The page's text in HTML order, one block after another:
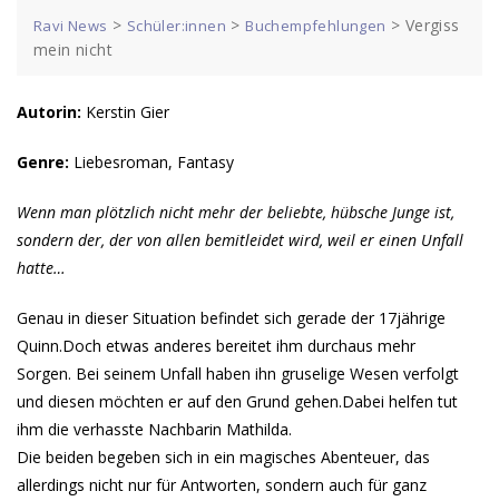
Ravi News > Schüler:innen > Buchempfehlungen > Vergiss
mein nicht
Autorin: Kerstin Gier
Genre: Liebesroman, Fantasy
Wenn man plötzlich nicht mehr der beliebte, hübsche Junge ist,
sondern der, der von allen bemitleidet wird, weil er einen Unfall
hatte…
Genau in dieser Situation befindet sich gerade der 17jährige
Quinn.Doch etwas anderes bereitet ihm durchaus mehr
Sorgen. Bei seinem Unfall haben ihn gruselige Wesen verfolgt
und diesen möchten er auf den Grund gehen.Dabei helfen tut
ihm die verhasste Nachbarin Mathilda.
Die beiden begeben sich in ein magisches Abenteuer, das
allerdings nicht nur für Antworten, sondern auch für ganz